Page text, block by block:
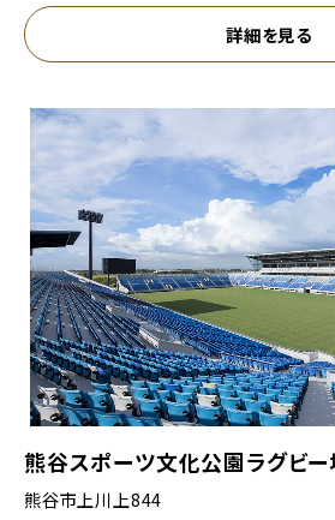
詳細を見る
熊谷スポーツ文化公園ラグビー
熊谷市上川上844